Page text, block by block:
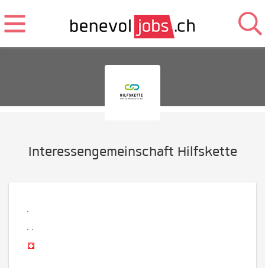
Interessengemeinschaft Hilfskette
.
. .